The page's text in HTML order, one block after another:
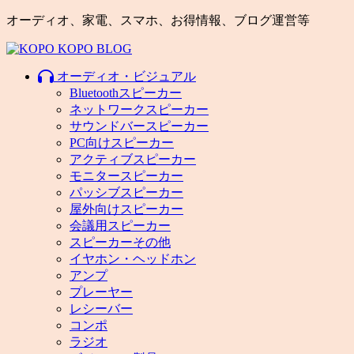
オーディオ、家電、スマホ、お得情報、ブログ運営等
オーディオ・ビジュアル
Bluetoothスピーカー
ネットワークスピーカー
サウンドバースピーカー
PC向けスピーカー
アクティブスピーカー
モニタースピーカー
パッシブスピーカー
屋外向けスピーカー
会議用スピーカー
スピーカーその他
イヤホン・ヘッドホン
アンプ
プレーヤー
レシーバー
コンポ
ラジオ